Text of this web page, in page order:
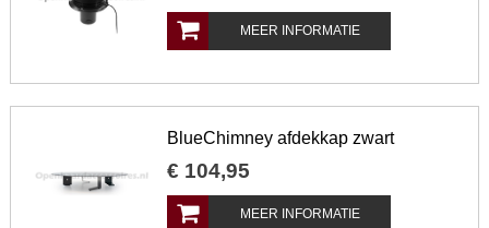
MEER INFORMATIE
BlueChimney afdekkap zwart
€ 104,95
MEER INFORMATIE